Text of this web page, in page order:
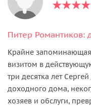
Крайне
визитом в
три десятка лет
доходного дома,
хозяев и обслуги,